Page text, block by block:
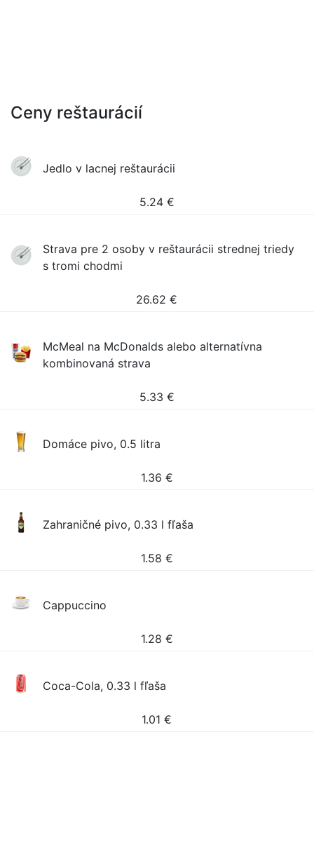
Ceny reštaurácií
Jedlo v lacnej reštaurácii
5.24 €
Strava pre 2 osoby v reštaurácii strednej triedy
s tromi chodmi
26.62 €
McMeal na McDonalds alebo alternatívna
kombinovaná strava
5.33 €
Domáce pivo, 0.5 litra
1.36 €
Zahraničné pivo, 0.33 l fľaša
1.58 €
Cappuccino
1.28 €
Coca-Cola, 0.33 l fľaša
1.01 €